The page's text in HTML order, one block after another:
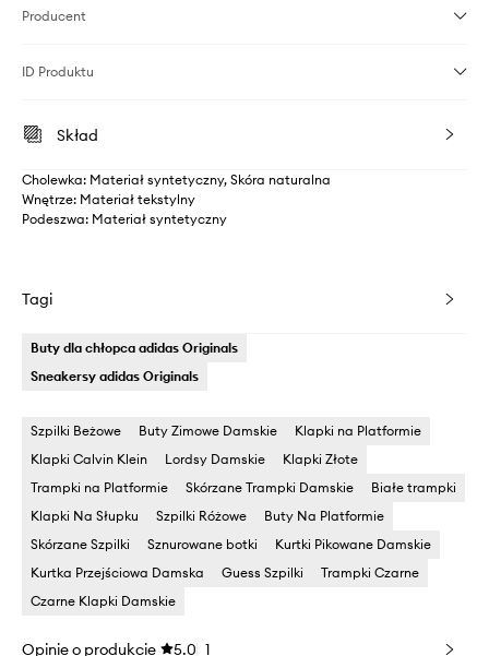
Producent
ID Produktu
Skład
Cholewka: Materiał syntetyczny, Skóra naturalna
Wnętrze: Materiał tekstylny
Podeszwa: Materiał syntetyczny
Tagi
Buty dla chłopca adidas Originals
Sneakersy adidas Originals
Szpilki Beżowe Buty Zimowe Damskie
Klapki na Platformie
Klapki Calvin Klein
Lordsy Damskie
Klapki Złote
Trampki na Platformie
Skórzane Trampki Damskie
Białe trampki
Klapki Na Słupku
Szpilki Różowe
Buty Na Platformie
Skórzane Szpilki
Sznurowane botki
Kurtki Pikowane Damskie
Kurtka Przejściowa Damska
Guess Szpilki
Trampki Czarne
Czarne Klapki Damskie
Opinie o produkcie 5.0 1